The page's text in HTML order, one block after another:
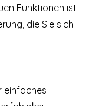
Funktionen ist
die Sie sich
einfaches